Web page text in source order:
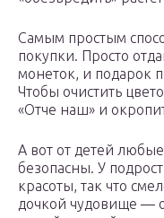
Самым простым
покупки. Просто
монеток, и подарок
Чтобы очистить
«Отче наш» и
А вот от детей
безопасны. У
красоты, так что
дочкой чудовище —